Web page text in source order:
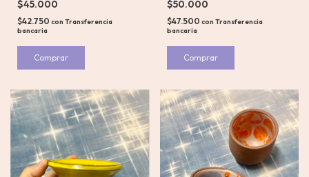
$45.000
$42.750 con Transferencia
bancaria
$50.000
$47.500 con Transferencia
bancaria
Comprar